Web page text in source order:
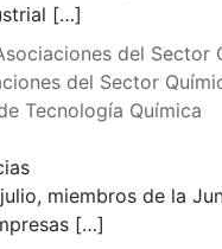
[…]
del Sector
Tecnología Química
miembros de la
[…]